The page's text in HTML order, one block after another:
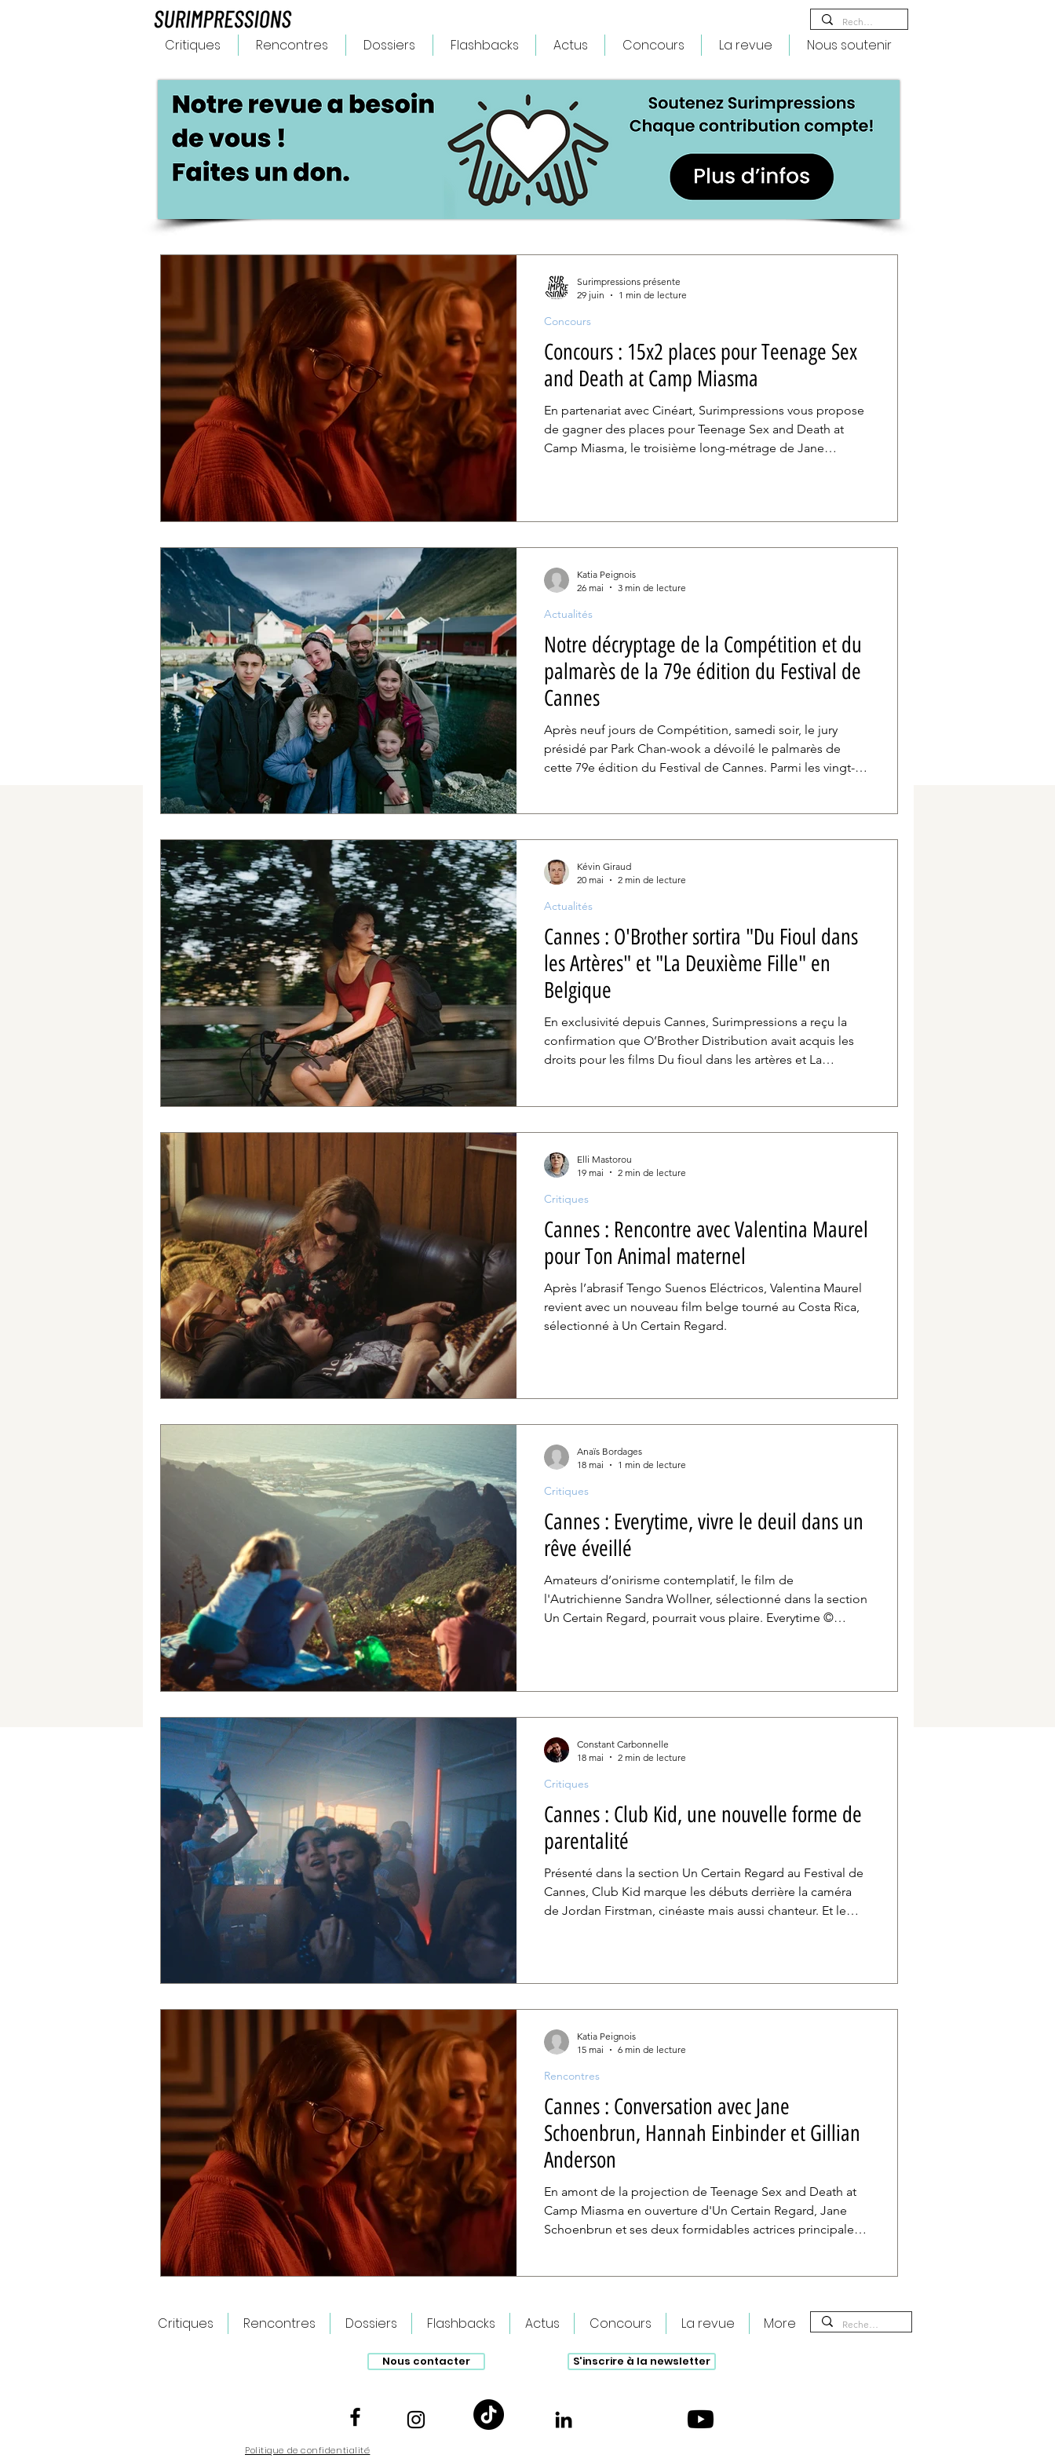
Critiques Rencontres Dossiers Flashbacks Actus Concours La revue Nous soutenir
Concours : 15x2 places pour Teenage Sex
and Death at Camp Miasma
En partenariat avec Cinéart, Surimpressions vous propose
de gagner des places pour Teenage Sex and Death at
Camp Miasma, le troisième long-métrage de Jane
Concours
Surimpressions présente
29 juin
1 min de lecture
Notre décryptage de la Compétition et du
palmarès de la 79e édition du Festival de
Cannes
Après neuf jours de Compétition, samedi soir, le jury
présidé par Park Chan-wook a dévoilé le palmarès de
cette 79e édition du Festival de Cannes. Parmi les vingt-
Actualités
Katia Peignois
26 mai
3 min de lecture
Cannes : O'Brother sortira "Du Fioul dans
les Artères" et "La Deuxième Fille" en
Belgique
En exclusivité depuis Cannes, Surimpressions a reçu la
confirmation que O’Brother Distribution avait acquis les
droits pour les films Du fioul dans les artères et La
dans les salles prochainement.
Actualités
Kévin Giraud
20 mai
2 min de lecture
Cannes : Rencontre avec Valentina Maurel
pour Ton Animal maternel
Après l’abrasif Tengo Suenos Eléctricos, Valentina Maurel
revient avec un nouveau film belge tourné au Costa Rica,
sélectionné à Un Certain Regard.
Critiques
Elli Mastorou
19 mai
2 min de lecture
Cannes : Everytime, vivre le deuil dans un
rêve éveillé
Amateurs d’onirisme contemplatif, le film de
l'Autrichienne Sandra Wollner, sélectionné dans la section
Un Certain Regard, pourrait vous plaire. Everytime ©
on commence à distinguer les silhouettes de deux
Critiques
Anaïs Bordages
18 mai
1 min de lecture
Cannes : Club Kid, une nouvelle forme de
parentalité
Présenté dans la section Un Certain Regard au Festival de
Cannes, Club Kid marque les débuts derrière la caméra
de Jordan Firstman, cinéaste mais aussi chanteur. Et le
transformer un récit sur la parentalité en une véritable
Critiques
Constant Carbonnelle
18 mai
2 min de lecture
Cannes : Conversation avec Jane
Schoenbrun, Hannah Einbinder et Gillian
Anderson
En amont de la projection de Teenage Sex and Death at
Camp Miasma en ouverture d'Un Certain Regard, Jane
Schoenbrun et ses deux formidables actrices principales
d'humour et d'échange sur notre coup de cœur de ce
Rencontres
Katia Peignois
15 mai
6 min de lecture
Critiques Rencontres Dossiers Flashbacks Actus Concours La revue More
Nous contacter S'inscrire à la newsletter
Politique de confidentialité